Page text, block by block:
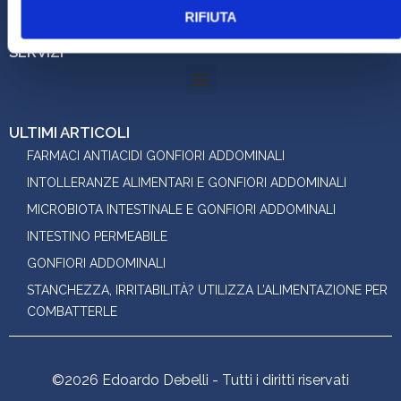
RIFIUTA
Via Piave 40 - Mestre (VE) Studio Maria Agosto
SERVIZI
ULTIMI ARTICOLI
FARMACI ANTIACIDI GONFIORI ADDOMINALI
INTOLLERANZE ALIMENTARI E GONFIORI ADDOMINALI
MICROBIOTA INTESTINALE E GONFIORI ADDOMINALI
INTESTINO PERMEABILE
GONFIORI ADDOMINALI
STANCHEZZA, IRRITABILITÀ? UTILIZZA L’ALIMENTAZIONE PER
COMBATTERLE
©2026 Edoardo Debelli - Tutti i diritti riservati